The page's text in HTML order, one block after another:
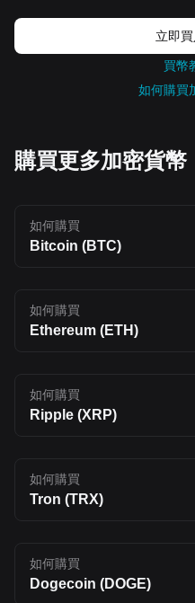
ecosystem incentives,
model (FluentBFT) to support
token issuance Vesting Structure: Most allocations follow long-
term vesting schedules to
Opens on April 24, 2026, 13:00 (UTC) Withdrawal:
April 25, 2026, 14:00 (UTC) Spot trading link: BLEND/USDT
Convert: Opens within 10
CoinmarketCap As of this writing, Fluent (BLEND) is trading at
$0.1137, although the token
phase following its initial
stabilizes. Based on current
token may fluctuate within a
with an average price around
improved liquidity, staking
relevance. 2028–2030 Price Prediction: Over the longer term,
projections diverge
and ecosystem expansion,
$0.50, though such outcomes
Conclusion Fluent (BLEND) takes aim at one of Web3’s most
persistent problems:
立即
買幣
如何購買
購買更多加密貨幣
如何購買
Bitcoin (BTC)
如何購買
Ethereum (ETH)
如何購買
Ripple (XRP)
如何購買
Tron (TRX)
如何購買
Dogecoin (DOGE)